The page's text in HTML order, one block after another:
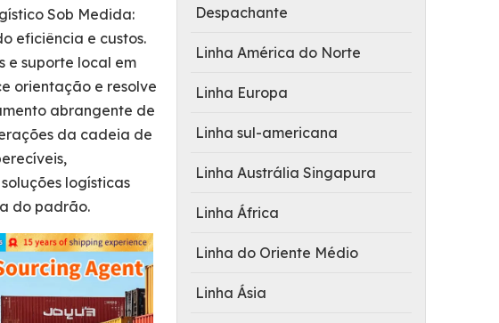
Sob Medida:
eficiência e custos.
e suporte local em
orientação e resolve
abrangente de
da cadeia de
logísticas
do padrão.
Despachante
Linha América do Norte
Linha Europa
Linha sul-americana
Linha Austrália Singapura
Linha África
Linha do Oriente Médio
Linha Ásia